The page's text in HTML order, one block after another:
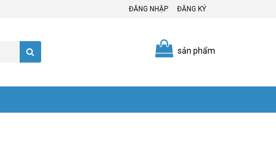
ĐĂNG NHẬP ĐĂNG KÝ
sản phẩm